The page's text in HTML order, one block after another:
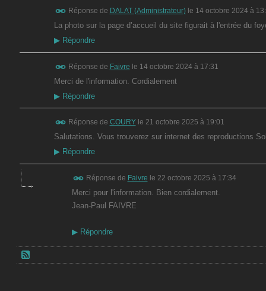
Réponse de DALAT (Administrateur)le 14 octobre 2024 à
La photo sur la page d’accueil du site figurait à l'entrée du
▶Répondre
Réponse de Faivre le 14 octobre 2024 à 17:31
Merci de l'information. Cordialement
▶Répondre
Réponse de COURYle 21 octobre 2025 à 19:01
Salutations. Vous trouverez sur internet des reproductions
▶Répondre
Réponse de Faivre le 22 octobre 2025 à 17:34
Merci pour l'information. Bien cordialement.
Jean-Paul FAIVRE
▶Répondre